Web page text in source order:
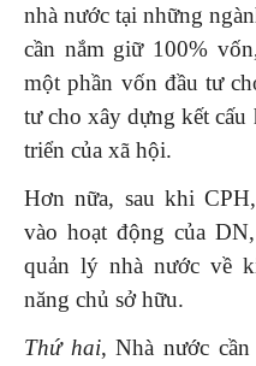
nhà nước tại những
cần nắm giữ 100%
một phần vốn đầu tư
tư cho xây dựng kết cấu
triển của xã hội.
Hơn nữa, sau khi
vào hoạt động của
quản lý nhà nước về
năng chủ sở hữu.
Thứ hai, Nhà nước cần